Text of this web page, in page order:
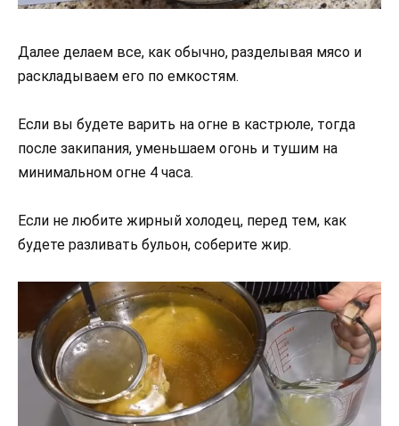
Далее делаем все, как обычно, разделывая мясо и
раскладываем его по емкостям.
Если вы будете варить на огне в кастрюле, тогда
после закипания, уменьшаем огонь и тушим на
минимальном огне 4 часа.
Если не любите жирный холодец, перед тем, как
будете разливать бульон, соберите жир.